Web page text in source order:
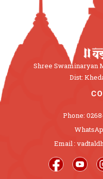
Shree Swaminaryan
Dist:
Phone:
Email :